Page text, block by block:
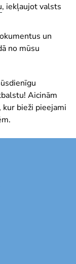
, iekļaujot valsts
un
no mūsu
Aicinām
kur bieži pieejami